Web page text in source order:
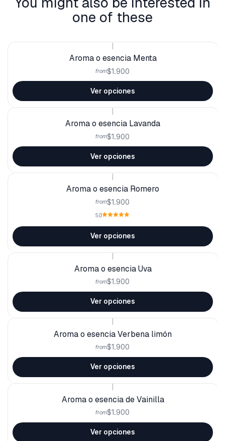
one of these
Aroma o esencia Menta
from$1.900
Ver opciones
Aroma o esencia Lavanda
from$1.900
Ver opciones
Aroma o esencia Romero
from$1.900
5.0
Ver opciones
Aroma o esencia Uva
from$1.900
Ver opciones
Aroma o esencia Verbena limón
from$1.900
Ver opciones
Aroma o esencia de Vainilla
from$1.900
Ver opciones